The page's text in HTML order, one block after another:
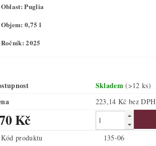
Oblast: Puglia
Objem: 0,75 l
Ročník: 2025
Skladem(>12 ks)
223,14 Kč bez DPH
Kč
Kód produktu
135-06